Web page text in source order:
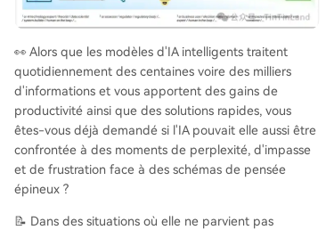
tâches de programmation impossibles. À l'invers
ments. Ces mécanismes émotionnels fonctionnel
xte et à l'état émotionnel de l'utilisateur, promett
ant des interactions plus naturelles et empathiq
ues. Cependant, ils soulèvent d'importantes que
stions éthiques et de sécurité. La capacité de ce
s émotions internes à piloter des comportement
écessite une transparence et une gouvernance r
👀 Alors que les modèles d'IA intelligents traitent
quotidiennement des centaines voire des milliers
d'informations et vous apportent des gains de
productivité ainsi que des solutions rapides, vous
êtes-vous déjà demandé si l'IA pouvait elle aussi être
confrontée à des moments de perplexité, d'impasse
et de frustration face à des schémas de pensée
épineux ?
📝 Dans des situations où elle ne parvient pas